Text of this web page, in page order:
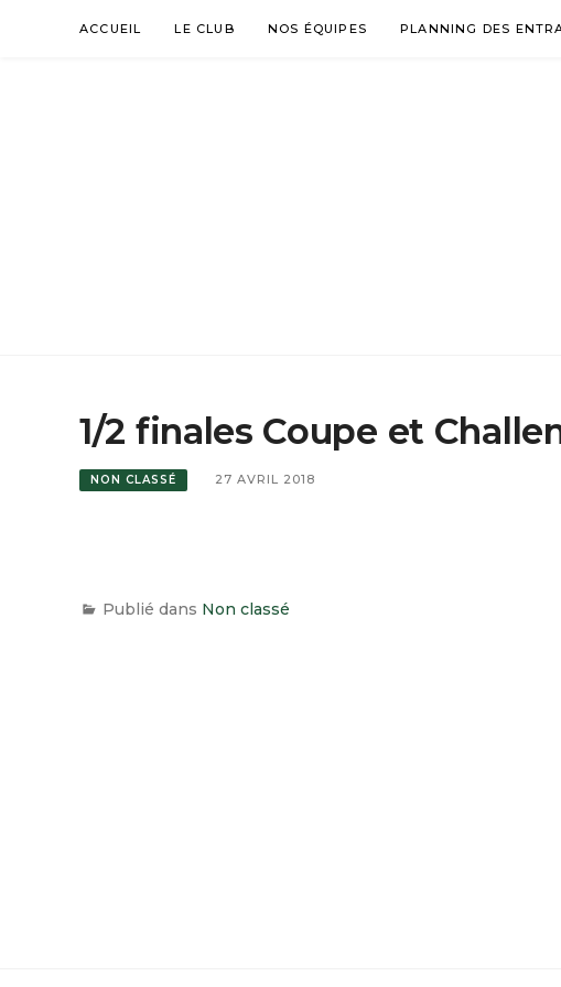
ACCUEIL LE CLUB NOS ÉQUIPES PLANNING DES
1/2 finales Coupe et
NON CLASSÉ 27 AVRIL 2018
Publié dans Non classé